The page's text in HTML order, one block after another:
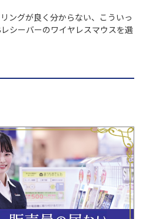
ングが良く分からない、こういっ
シーバーのワイヤレスマウスを選